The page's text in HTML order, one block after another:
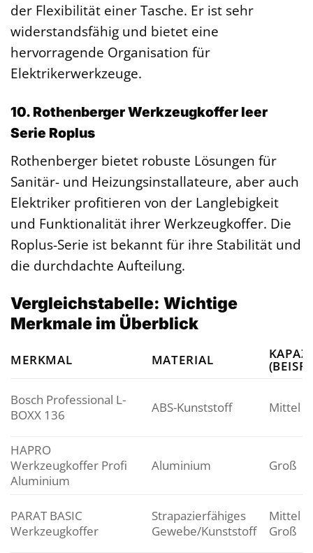
der Flexibilität einer Tasche. Er ist sehr
widerstandsfähig und bietet eine
hervorragende Organisation für
Elektrikerwerkzeuge.
10. Rothenberger Werkzeugkoffer leer
Serie Roplus
Rothenberger bietet robuste Lösungen für
Sanitär- und Heizungsinstallateure, aber auch
Elektriker profitieren von der Langlebigkeit
und Funktionalität ihrer Werkzeugkoffer. Die
Roplus-Serie ist bekannt für ihre Stabilität und
die durchdachte Aufteilung.
Vergleichstabelle: Wichtige
Merkmale im Überblick
MERKMAL MATERIAL
Bosch Professional L-
BOXX 136
ABS-Kunststoff Mittel
HAPRO
Werkzeugkoffer Profi
Aluminium
Aluminium Groß
PARAT BASIC
Werkzeugkoffer
Strapazierfähiges
Gewebe/Kunststoff
Mittel
Groß